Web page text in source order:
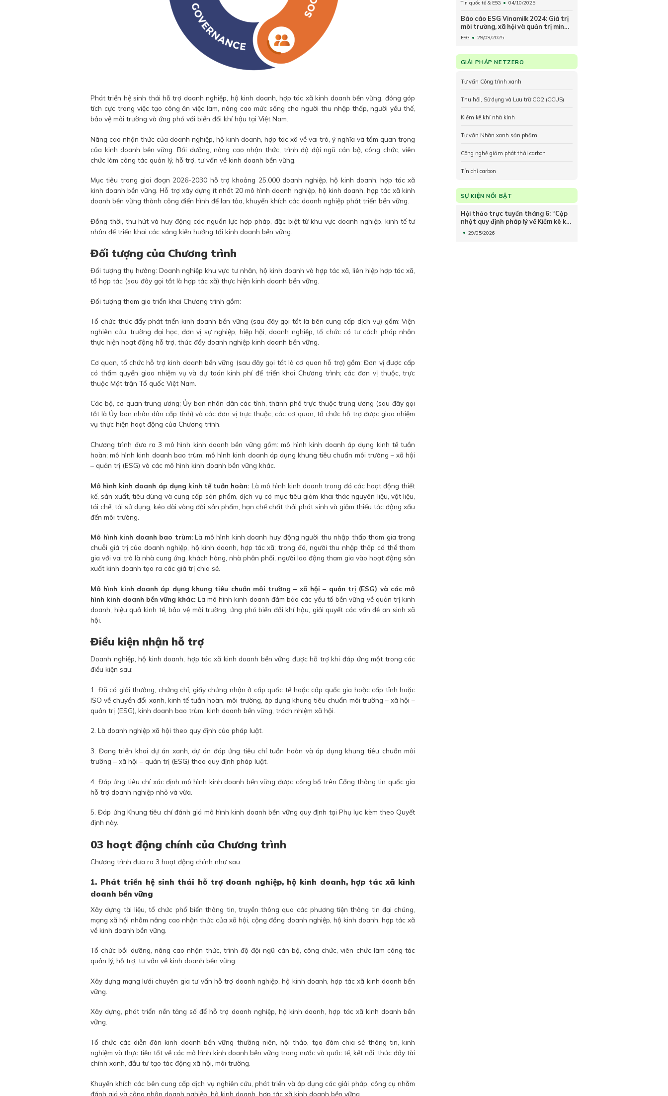
Phát triển hệ sinh thái hỗ trợ doanh nghiệp, hộ kinh doanh, hợp tác xã kinh doanh bền vững, đóng góp
tích cực trong việc tạo công ăn việc làm, nâng cao mức sống cho người thu nhập thấp, người yếu thế,
bảo vệ môi trường và ứng phó với biến đổi khí hậu tại Việt Nam.
Nâng cao nhận thức của doanh nghiệp, hộ kinh doanh, hợp tác xã về vai trò, ý nghĩa và tầm quan trọng
của kinh doanh bền vững. Bồi dưỡng, nâng cao nhận thức, trình độ đội ngũ cán bộ, công chức, viên
chức làm công tác quản lý, hỗ trợ, tư vấn về kinh doanh bền vững.
Mục tiêu trong giai đoạn 2026-2030 hỗ trợ khoảng 25.000 doanh nghiệp, hộ kinh doanh, hợp tác xã
kinh doanh bền vững. Hỗ trợ xây dựng ít nhất 20 mô hình doanh nghiệp, hộ kinh doanh, hợp tác xã kinh
doanh bền vững thành công điển hình để lan tỏa, khuyến khích các doanh nghiệp phát triển bền vững.
Đồng thời, thu hút và huy động các nguồn lực hợp pháp, đặc biệt từ khu vực doanh nghiệp, kinh tế tư
nhân để triển khai các sáng kiến hướng tới kinh doanh bền vững.
Đối tượng của Chương trình
Đối tượng thụ hưởng: Doanh nghiệp khu vực tư nhân, hộ kinh doanh và hợp tác xã, liên hiệp hợp tác xã,
tổ hợp tác (sau đây gọi tắt là hợp tác xã) thực hiện kinh doanh bền vững.
Đối tượng tham gia triển khai Chương trình gồm:
Tổ chức thúc đẩy phát triển kinh doanh bền vững (sau đây gọi tắt là bên cung cấp dịch vụ) gồm: Viện
nghiên cứu, trường đại học, đơn vị sự nghiệp, hiệp hội, doanh nghiệp, tổ chức có tư cách pháp nhân
thực hiện hoạt động hỗ trợ, thúc đẩy doanh nghiệp kinh doanh bền vững.
Cơ quan, tổ chức hỗ trợ kinh doanh bền vững (sau đây gọi tắt là cơ quan hỗ trợ) gồm: Đơn vị được cấp
có thẩm quyền giao nhiệm vụ và dự toán kinh phí để triển khai Chương trình; các đơn vị thuộc, trực
thuộc Mặt trận Tổ quốc Việt Nam.
Các bộ, cơ quan trung ương; Ủy ban nhân dân các tỉnh, thành phố trực thuộc trung ương (sau đây gọi
tắt là Ủy ban nhân dân cấp tỉnh) và các đơn vị trực thuộc; các cơ quan, tổ chức hỗ trợ được giao nhiệm
vụ thực hiện hoạt động của Chương trình.
Chương trình đưa ra 3 mô hình kinh doanh bền vững gồm: mô hình kinh doanh áp dụng kinh tế tuần
hoàn; mô hình kinh doanh bao trùm; mô hình kinh doanh áp dụng khung tiêu chuẩn môi trường – xã hội
– quản trị (ESG) và các mô hình kinh doanh bền vững khác.
Mô hình kinh doanh áp dụng kinh tế tuần hoàn: Là mô hình kinh doanh trong đó các hoạt động thiết
kế, sản xuất, tiêu dùng và cung cấp sản phẩm, dịch vụ có mục tiêu giảm khai thác nguyên liệu, vật liệu,
tái chế, tái sử dụng, kéo dài vòng đời sản phẩm, hạn chế chất thải phát sinh và giảm thiểu tác động xấu
đến môi trường.
Mô hình kinh doanh bao trùm:Là mô hình kinh doanh huy động người thu nhập thấp tham gia trong
chuỗi giá trị của doanh nghiệp, hộ kinh doanh, hợp tác xã; trong đó, người thu nhập thấp có thể tham
gia với vai trò là nhà cung ứng, khách hàng, nhà phân phối, người lao động tham gia vào hoạt động sản
xuất kinh doanh tạo ra các giá trị chia sẻ.
Mô hình kinh doanh áp dụng khung tiêu chuẩn môi trường – xã hội – quản trị (ESG) và các mô
hình kinh doanh bền vững khác: Là mô hình kinh doanh đảm bảo các yếu tố bền vững về quản trị kinh
doanh, hiệu quả kinh tế, bảo vệ môi trường, ứng phó biến đổi khí hậu, giải quyết các vấn đề an sinh xã
hội.
Điều kiện nhận hỗ trợ
Doanh nghiệp, hộ kinh doanh, hợp tác xã kinh doanh bền vững được hỗ trợ khi đáp ứng một trong các
điều kiện sau:
1. Đã có giải thưởng, chứng chỉ, giấy chứng nhận ở cấp quốc tế hoặc cấp quốc gia hoặc cấp tỉnh hoặc
ISO về chuyển đổi xanh, kinh tế tuần hoàn, môi trường, áp dụng khung tiêu chuẩn môi trường – xã hội –
quản trị (ESG), kinh doanh bao trùm, kinh doanh bền vững, trách nhiệm xã hội.
2. Là doanh nghiệp xã hội theo quy định của pháp luật.
3. Đang triển khai dự án xanh, dự án đáp ứng tiêu chí tuần hoàn và áp dụng khung tiêu chuẩn môi
trường – xã hội – quản trị (ESG) theo quy định pháp luật.
4. Đáp ứng tiêu chí xác định mô hình kinh doanh bền vững được công bố trên Cổng thông tin quốc gia
hỗ trợ doanh nghiệp nhỏ và vừa.
5. Đáp ứng Khung tiêu chí đánh giá mô hình kinh doanh bền vững quy định tại Phụ lục kèm theo Quyết
định này.
03 hoạt động chính của Chương trình
Chương trình đưa ra 3 hoạt động chính như sau:
1. Phát triển hệ sinh thái hỗ trợ doanh nghiệp, hộ kinh doanh, hợp tác xã kinh
doanh bền vững
Xây dựng tài liệu, tổ chức phổ biến thông tin, truyền thông qua các phương tiện thông tin đại chúng,
mạng xã hội nhằm nâng cao nhận thức của xã hội, cộng đồng doanh nghiệp, hộ kinh doanh, hợp tác xã
về kinh doanh bền vững.
Tổ chức bồi dưỡng, nâng cao nhận thức, trình độ đội ngũ cán bộ, công chức, viên chức làm công tác
quản lý, hỗ trợ, tư vấn về kinh doanh bền vững.
Xây dựng mạng lưới chuyên gia tư vấn hỗ trợ doanh nghiệp, hộ kinh doanh, hợp tác xã kinh doanh bền
vững.
Xây dựng, phát triển nền tảng số để hỗ trợ doanh nghiệp, hộ kinh doanh, hợp tác xã kinh doanh bền
vững.
Tổ chức các diễn đàn kinh doanh bền vững thường niên, hội thảo, tọa đàm chia sẻ thông tin, kinh
nghiệm và thực tiễn tốt về các mô hình kinh doanh bền vững trong nước và quốc tế; kết nối, thúc đẩy tài
chính xanh, đầu tư tạo tác động xã hội, môi trường.
Khuyến khích các bên cung cấp dịch vụ nghiên cứu, phát triển và áp dụng các giải pháp, công cụ nhằm
đánh giá và công nhận doanh nghiệp, hộ kinh doanh, hợp tác xã kinh doanh bền vững.
Tin quốc tế & ESG 04/10/2025
Báo cáo ESG Vinamilk 2024: Giá trị
môi trường, xã hội và quản trị minh
bạch
ESG 29/09/2025
GIẢI PHÁP NETZERO
Tư vấn Công trình xanh
Thu hồi, Sử dụng và Lưu trữ CO2 (CCUS)
Kiểm kê khí nhà kính
Tư vấn Nhãn xanh sản phẩm
Công nghệ giảm phát thải carbon
Tín chỉ carbon
SỰ KIỆN NỔI BẬT
Hội thảo trực tuyến tháng 6: “Cập
nhật quy định pháp lý về Kiểm kê khí
nhà kính và thị trường tín chỉ
carbon”
29/05/2026